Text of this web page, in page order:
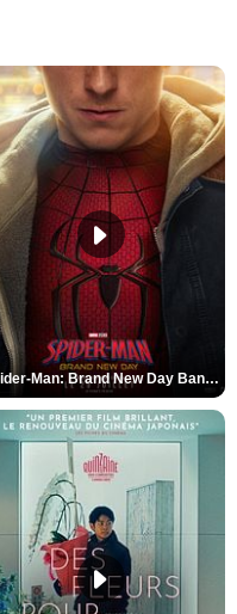
Spider-Man: Brand New Day Bande-annonce VO STFR